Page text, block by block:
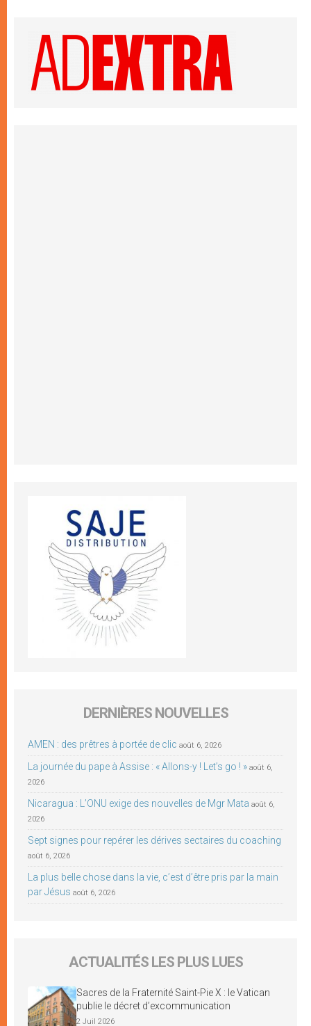
DERNIÈRES NOUVELLES
AMEN : des prêtres à portée de clic août 6, 2026
La journée du pape à Assise : « Allons-y ! Let’s go ! » août 6,
2026
Nicaragua : L’ONU exige des nouvelles de Mgr Mata août 6,
2026
Sept signes pour repérer les dérives sectaires du coaching
août 6, 2026
La plus belle chose dans la vie, c’est d’être pris par la main
par Jésus août 6, 2026
ACTUALITÉS LES PLUS LUES
Sacres de la Fraternité Saint-Pie X : le Vatican
publie le décret d’excommunication
2 Juil 2026